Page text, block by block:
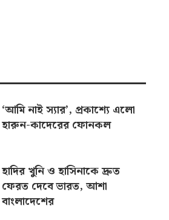
‘আমি নাই স্যার’, প্রকাশ্যে এলো
হারুন-কাদেরের ফোনকল
হাদির খুনি ও হাসিনাকে দ্রুত
ফেরত দেবে ভারত, আশা
বাংলাদেশের